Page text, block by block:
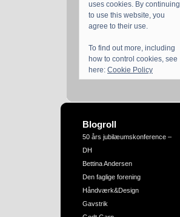
uses cookies. By continuing
to use this website, you
agree to their use.
To find out more, including
how to control cookies, see
here: Cookie Policy
Blogroll
50 års jubilæumskonference –
DH
Bettina Andersen
Den faglige forening
Håndværk&Design
Gavstrik